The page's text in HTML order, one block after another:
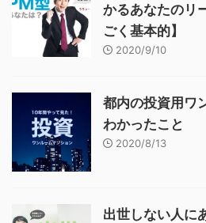
かるあなたのリ
ごく基本的】
2020/9/10
都内の投資用ワ
わかったこと
2020/8/13
出世しない人に